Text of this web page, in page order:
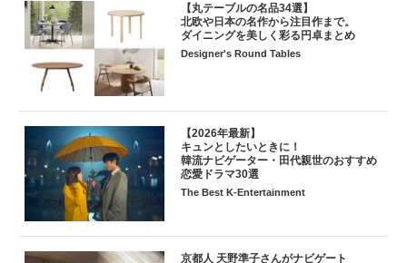
【丸テーブルの名品34選】
北欧や日本の名作から注目作まで。
ダイニングを美しく彩る円卓まとめ
Designer's Round Tables
【2026年最新】
キュンとしたいときに！
韓流ナビゲーター・田代親世のおすすめ
恋愛ドラマ30選
The Best K-Entertainment
京都人 天野準子さんがナビゲート